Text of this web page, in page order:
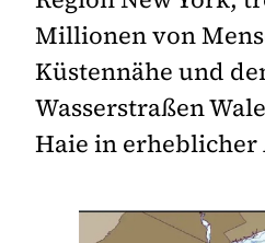
Millionen von
Küstennähe und
Wasserstraßen
Haie in erheblicher